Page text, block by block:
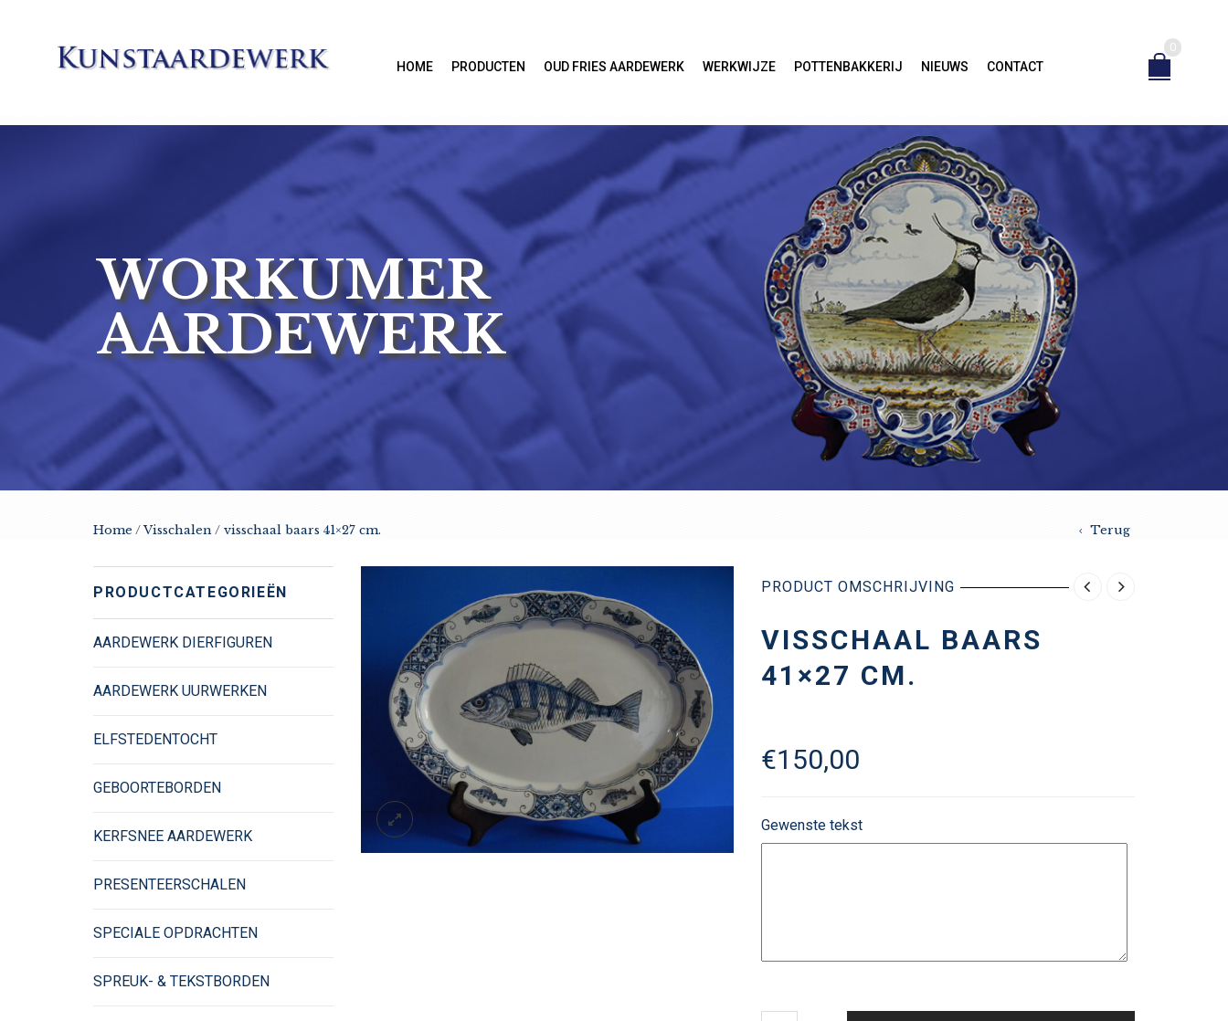
HOME PRODUCTEN OUD FRIES AARDEWERK WERKWIJZE POTTENBAKKERIJ NIEUWS CONTACT
0
WORKUMER
AARDEWERK
Home /Visschalen/ visschaal baars 41×27 cm. Terug
PRODUCT OMSCHRIJVING
VISSCHAAL BAARS
41×27 CM.
€150,00
Gewenste tekst
PRODUCTCATEGORIEËN
AARDEWERK DIERFIGUREN
AARDEWERK UURWERKEN
ELFSTEDENTOCHT
GEBOORTEBORDEN
KERFSNEE AARDEWERK
PRESENTEERSCHALEN
SPECIALE OPDRACHTEN
SPREUK- & TEKSTBORDEN